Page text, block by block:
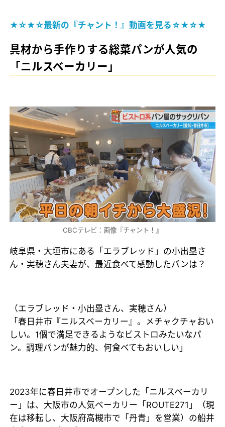
★☆★☆最新の『チャント！』動画を見る☆★☆★
具材から手作りする総菜パンが人気の
「ニルスベーカリー」
CBCテレビ：画像『チャント！』
岐阜県・大垣市にある「エラブレッド」の小出塁さ
ん・実穂さん夫妻が、最近食べて感動したパンは？
（エラブレッド・小出塁さん、実穂さん）
「春日井市『ニルスベーカリー』。メチャクチャおい
しい。1個で満足できるようなビストロみたいなパ
ン。調理パンが魅力的、何食べてもおいしい」
2023年に春日井市でオープンした「ニルスベーカリ
ー」は、大阪市の人気ベーカリー「ROUTE271」（現
在は移転し、大阪府高槻市で「丹青」を営業）の船井